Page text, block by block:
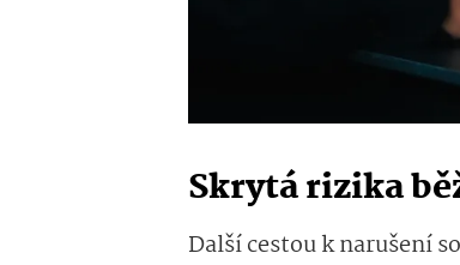
Skrytá rizika
Další cestou k narušení